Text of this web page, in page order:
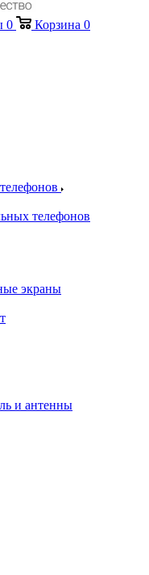
0 Корзина 0
телефонов
экраны
и антенны